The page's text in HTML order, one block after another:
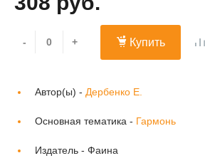
- + Купить
Автор(ы) - Дербенко Е.
Основная тематика - Гармонь
Издатель - Фаина